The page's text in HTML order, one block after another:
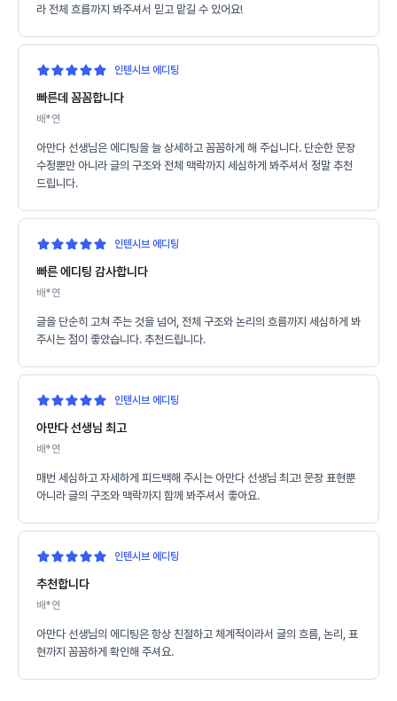
라 전체 흐름까지 봐주셔서 믿고 맡길 수 있어요!
인텐시브 에디팅
빠른데 꼼꼼합니다
배*연
아만다 선생님은 에디팅을 늘 상세하고 꼼꼼하게 해 주십니다. 단순한 문장
수정뿐만 아니라 글의 구조와 전체 맥락까지 세심하게 봐주셔서 정말 추천
드립니다.
인텐시브 에디팅
빠른 에디팅 감사합니다
배*연
글을 단순히 고쳐 주는 것을 넘어, 전체 구조와 논리의 흐름까지 세심하게 봐
주시는 점이 좋았습니다. 추천드립니다.
인텐시브 에디팅
아만다 선생님 최고
배*연
매번 세심하고 자세하게 피드백해 주시는 아만다 선생님 최고! 문장 표현뿐
아니라 글의 구조와 맥락까지 함께 봐주셔서 좋아요.
인텐시브 에디팅
추천합니다
배*연
아만다 선생님의 에디팅은 항상 친절하고 체계적이라서 글의 흐름, 논리, 표
현까지 꼼꼼하게 확인해 주셔요.